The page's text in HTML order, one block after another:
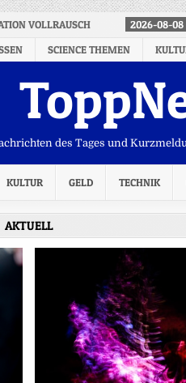
VOLLRAUSCH 2026-08-08
SCIENCE THEMEN
des Tages und
KULTUR GELD TECHNIK
AKTUELL